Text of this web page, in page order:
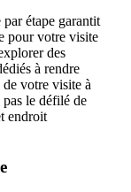
étape garantit
pour votre visite
des
à rendre
votre visite à
le défilé de
endroit